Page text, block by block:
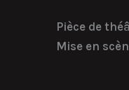
Pièce de
Mise en